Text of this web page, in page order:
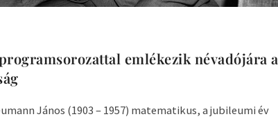
emlékezik névadójára a
János (1903 – 1957) matematikus, a jubileumi év